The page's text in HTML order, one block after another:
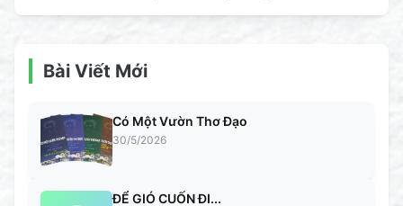
Bài Viết Mới
Có Một Vườn Thơ Đạo
30/5/2026
ĐỂ GIÓ CUỐN ĐI...